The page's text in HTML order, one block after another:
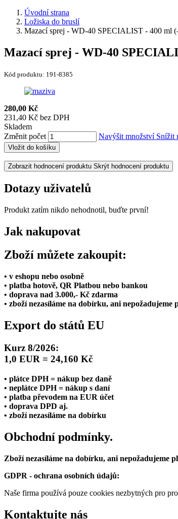
Úvodní strana
Ložiska do bruslí
Mazací sprej - WD-40 SPECIALIST - 400 ml
Mazací sprej - WD-40
Kód produktu: 191-8385
280,00 Kč
231,40 Kč bez DPH
Skladem
Změnit počet
Navýšit množství Snížit
Vložit do košíku
Zobrazit hodnocení produktu Skrýt hodnocení produktu
Dotazy uživatelů
Produkt zatím nikdo nehodnotil, buďte první!
Jak nakupovat
Zboží můžete zakoupit:
• v eshopu nebo osobně
• platba hotově, QR Platbou nebo bankou
• doprava nad 3.000,- Kč zdarma
• zboží nezasíláme na dobírku, ani nepožadujeme
Export do států EU
Kurz 8/2026:
1,0 EUR = 24,160 Kč
• plátce DPH = nákup bez daně
• neplátce DPH = nákup s daní
• platba převodem na EUR účet
• doprava DPD aj.
• zboží nezasíláme na dobírku
Obchodní podmínky.
Zboží nezasíláme na dobírku, ani nepožadujeme
GDPR - ochrana osobních údajů:
Naše firma používá pouze cookies nezbytných pro
Kontaktujte nás